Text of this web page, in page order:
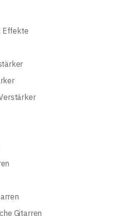
Effekte
Gitarren